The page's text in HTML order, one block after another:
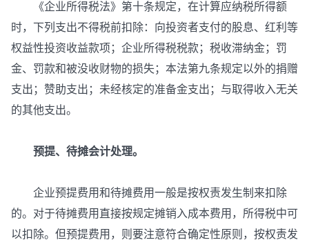
《企业所得税法》第十条规定，在计算应纳税所得额
时，下列支出不得税前扣除：向投资者支付的股息、红利等
权益性投资收益款项；企业所得税税款；税收滞纳金；罚
金、罚款和被没收财物的损失；本法第九条规定以外的捐赠
支出；赞助支出；未经核定的准备金支出；与取得收入无关
的其他支出。
预提、待摊会计处理。
企业预提费用和待摊费用一般是按权责发生制来扣除
的。对于待摊费用直接按规定摊销入成本费用，所得税中可
以扣除。但预提费用，则要注意符合确定性原则，按权责发